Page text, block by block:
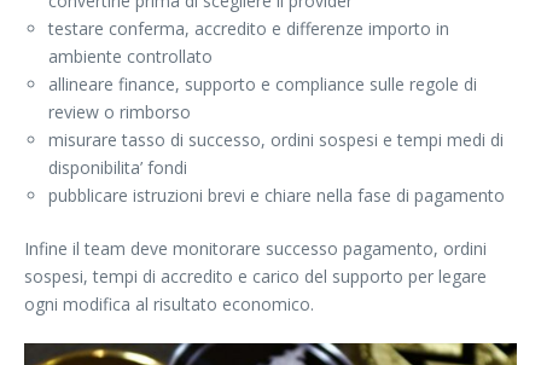
testare conferma, accredito e differenze importo in
ambiente controllato
allineare finance, supporto e compliance sulle regole di
review o rimborso
misurare tasso di successo, ordini sospesi e tempi medi di
disponibilita’ fondi
pubblicare istruzioni brevi e chiare nella fase di pagamento
Infine il team deve monitorare successo pagamento, ordini
sospesi, tempi di accredito e carico del supporto per legare
ogni modifica al risultato economico.